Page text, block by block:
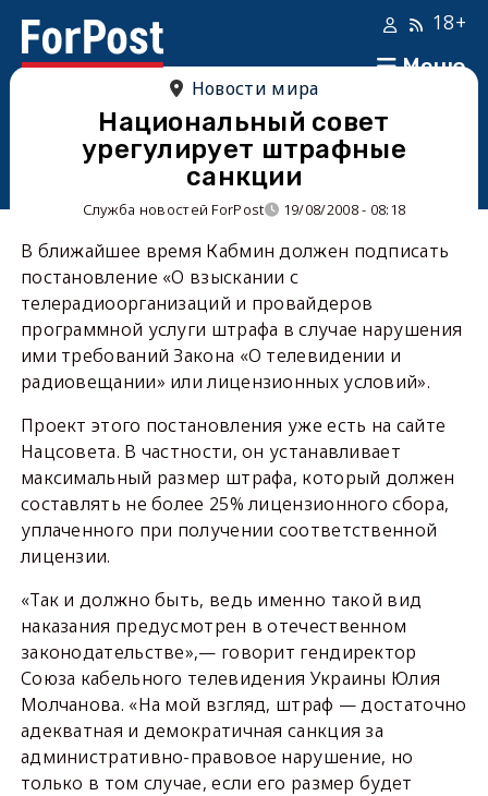
Меню
18+
Новости мира
Национальный совет
урегулирует штрафные
санкции
Служба новостей ForPost 19/08/2008 - 08:18
В ближайшее время Кабмин должен подписать
постановление «О взыскании с
телерадиоорганизаций и провайдеров
программной услуги штрафа в случае нарушения
ими требований Закона «О телевидении и
радиовещании» или лицензионных условий».
Проект этого постановления уже есть на сайте
Нацсовета. В частности, он устанавливает
максимальный размер штрафа, который должен
составлять не более 25% лицензионного сбора,
уплаченного при получении соответственной
лицензии.
«Так и должно быть, ведь именно такой вид
наказания предусмотрен в отечественном
законодательстве»,— говорит гендиректор
Союза кабельного телевидения Украины Юлия
Молчанова. «На мой взгляд, штраф — достаточно
адекватная и демократичная санкция за
административно-правовое нарушение, но
только в том случае, если его размер будет